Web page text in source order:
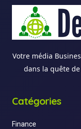
Votre média
dans la quête
Catégories
Finance